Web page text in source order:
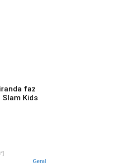
faz
Kids
Geral